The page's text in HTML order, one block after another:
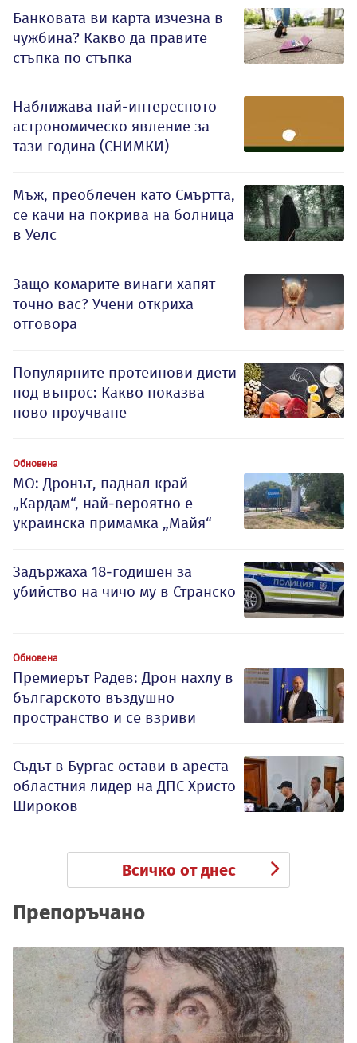
Банковата ви карта изчезна в
чужбина? Какво да правите
стъпка по стъпка
Наближава най-интересното
астрономическо явление за
тази година (СНИМКИ)
Мъж, преоблечен като Смъртта,
се качи на покрива на болница
в Уелс
Защо комарите винаги хапят
точно вас? Учени откриха
отговора
Популярните протеинови диети
под въпрос: Какво показва
ново проучване
Обновена
МО: Дронът, паднал край
„Кардам“, най-вероятно е
украинска примамка „Майя“
Задържаха 18-годишен за
убийство на чичо му в Странско
Обновена
Премиерът Радев: Дрон нахлу в
българското въздушно
пространство и се взриви
Съдът в Бургас остави в ареста
областния лидер на ДПС Христо
Широков
Всичко от днес
Препоръчано